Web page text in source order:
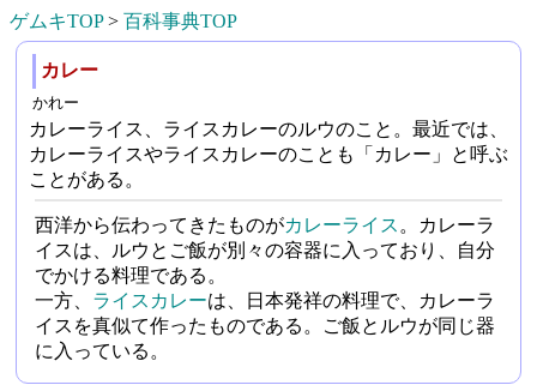
ゲムキTOP> 百科事典TOP
カレー
かれー
カレーライス、ライスカレーのルウのこと。最近では、
カレーライスやライスカレーのことも「カレー」と呼ぶ
ことがある。
西洋から伝わってきたものがカレーライス 。カレーラ
イスは、ルウとご飯が別々の容器に入っており、自分
でかける料理である。
一方、 ライスカレーは、日本発祥の料理で、カレーラ
イスを真似て作ったものである。ご飯とルウが同じ器
に入っている。